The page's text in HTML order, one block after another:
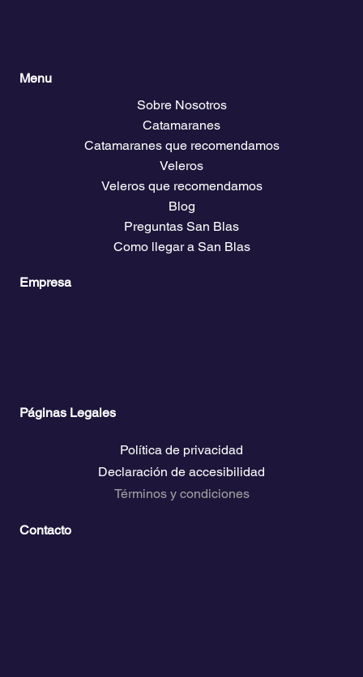
Menu
Sobre Nosotros
Catamaranes
Catamaranes que recomendamos
Veleros
Veleros que recomendamos
Blog
Preguntas San Blas
Como llegar a San Blas
Empresa
Páginas Legales
Política de privacidad
Declaración de accesibilidad
Términos y condiciones
Contacto